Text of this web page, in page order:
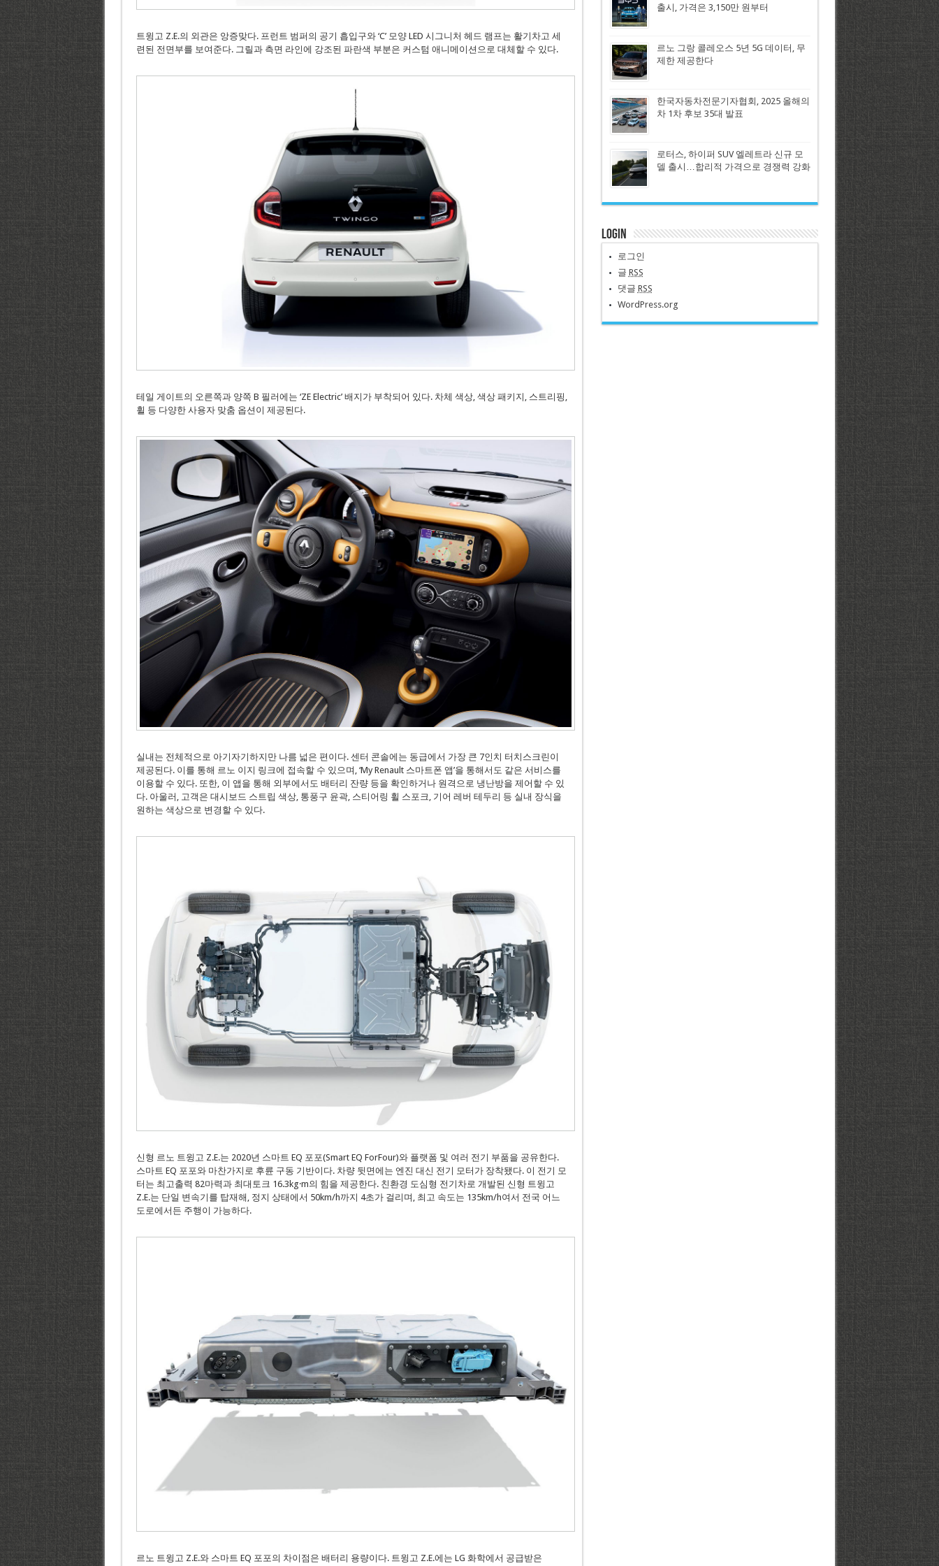
트윙고 Z.E.의 외관은 앙증맞다. 프런트 범퍼의 공기 흡입구와 ‘C’ 모양 LED 시그니처 헤드 램프는 활기차고 세
련된 전면부를 보여준다. 그릴과 측면 라인에 강조된 파란색 부분은 커스텀 애니메이션으로 대체할 수 있다.
테일 게이트의 오른쪽과 양쪽 B 필러에는 ‘ZE Electric’ 배지가 부착되어 있다. 차체 색상, 색상 패키지, 스트리핑,
휠 등 다양한 사용자 맞춤 옵션이 제공된다.
실내는 전체적으로 아기자기하지만 나름 넓은 편이다. 센터 콘솔에는 동급에서 가장 큰 7인치 터치스크린이
제공된다. 이를 통해 르노 이지 링크에 접속할 수 있으며, ‘My Renault 스마트폰 앱’을 통해서도 같은 서비스를
이용할 수 있다. 또한, 이 앱을 통해 외부에서도 배터리 잔량 등을 확인하거나 원격으로 냉난방을 제어할 수 있
다. 아울러, 고객은 대시보드 스트립 색상, 통풍구 윤곽, 스티어링 휠 스포크, 기어 레버 테두리 등 실내 장식을
원하는 색상으로 변경할 수 있다.
신형 르노 트윙고 Z.E.는 2020년 스마트 EQ 포포(Smart EQ ForFour)와 플랫폼 및 여러 전기 부품을 공유한다.
스마트 EQ 포포와 마찬가지로 후륜 구동 기반이다. 차량 뒷면에는 엔진 대신 전기 모터가 장착됐다. 이 전기 모
터는 최고출력 82마력과 최대토크 16.3kg·m의 힘을 제공한다. 친환경 도심형 전기차로 개발된 신형 트윙고
Z.E.는 단일 변속기를 탑재해, 정지 상태에서 50km/h까지 4초가 걸리며, 최고 속도는 135km/h여서 전국 어느
도로에서든 주행이 가능하다.
르노 트윙고 Z.E.와 스마트 EQ 포포의 차이점은 배터리 용량이다. 트윙고 Z.E.에는 LG 화학에서 공급받은
출시, 가격은 3,150만 원부터
르노 그랑 콜레오스 5년 5G 데이터, 무
제한 제공한다
한국자동차전문기자협회, 2025 올해의
차 1차 후보 35대 발표
로터스, 하이퍼 SUV 엘레트라 신규 모
델 출시…합리적 가격으로 경쟁력 강화
Login
로그인
글 RSS
댓글 RSS
WordPress.org